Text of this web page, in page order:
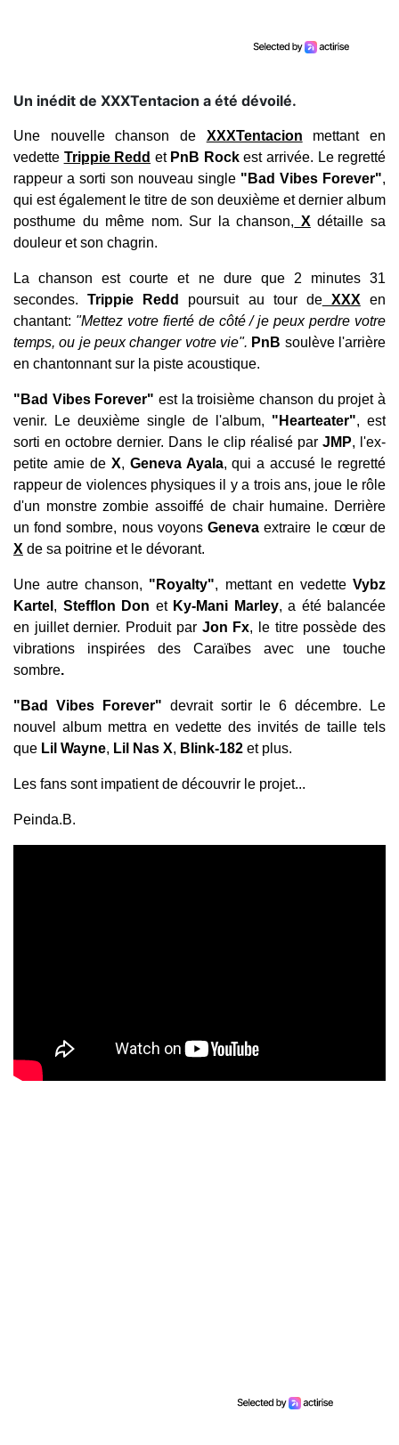
Un inédit de XXXTentacion a été dévoilé.
Une nouvelle chanson de XXXTentacion
mettant en
vedette Trippie Redd et PnB Rockest arrivée. Le regretté
rappeur a sorti son nouveau single "Bad Vibes Forever",
qui est également le titre de son deuxième et dernier album
posthume du même nom. Sur la chanson, X détaille sa
douleur et son chagrin.
La chanson est courte et ne dure que 2 minutes 31
secondes. Trippie Redd poursuit au tour deXXX en
chantant: "Mettez votre fierté de côté / je peux perdre votre
temps, ou je peux changer votre vie". PnB soulève l'arrière
en chantonnant sur la piste acoustique.
"Bad Vibes Forever" est la troisième chanson du projet à
venir. Le deuxième single de l'album, "Hearteater", est
sorti en octobre dernier. Dans le clip réalisé par JMP, l'ex-
petite amie deX, Geneva Ayala, qui a accusé le regretté
rappeur de violences physiques il y a trois ans, joue le rôle
d'un monstre zombie assoiffé de chair humaine. Derrière
un fond sombre, nous voyonsGeneva extraire le cœur de
X de sa poitrine et le dévorant.
Une autre chanson, "Royalty", mettant en vedetteVybz
Kartel , Stefflon Don etKy-Mani Marley, a été balancée
en juillet dernier. Produit par Jon Fx, le titre possède des
vibrations inspirées des Caraïbes avec une touche
sombre.
"Bad Vibes Forever" devrait sortir le 6 décembre. Le
nouvel album mettra en vedette des invités de taille tels
que Lil Wayne, Lil Nas X, Blink-182 et plus.
Les fans sont impatient de découvrir le projet...
Peinda.B.